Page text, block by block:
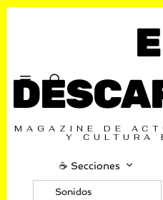
MAGAZINE DE
Y CULTURA
☕️ Secciones
Sonidos